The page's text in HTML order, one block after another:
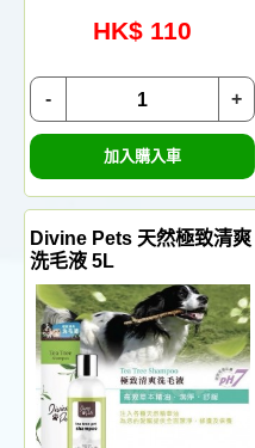
HK$ 110
+
-
加入購入車
Divine Pets 天然極致清爽
洗毛液 5L